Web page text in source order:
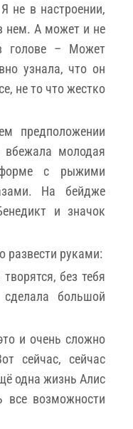
не в настроении,
нем. А может и не
голове – Может
узнала, что он
не то что жестко
предположении
молодая
с рыжими
На бейдже
и значок
развести руками:
без тебя
большой
и очень сложно
сейчас, сейчас
одна жизнь Алис
все возможности